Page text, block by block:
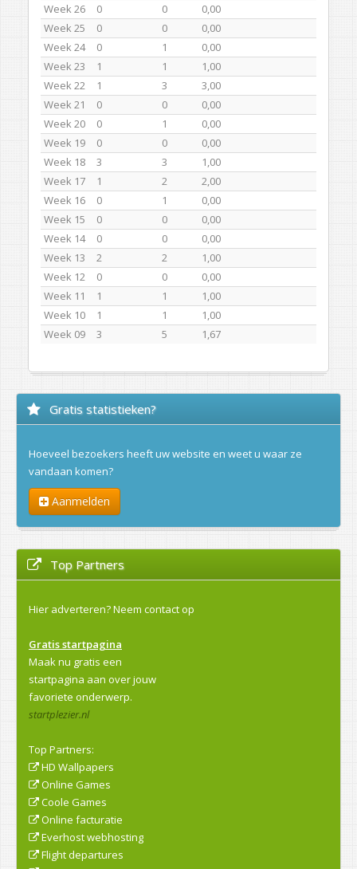
Week 26
0 0
0,00
Week 25
0 0
0,00
Week 24
0 1
0,00
Week 23
1 1
1,00
Week 22
1 3
3,00
Week 21
0 0
0,00
Week 20
0 1
0,00
Week 19
0 0
0,00
Week 18
3 3
1,00
Week 17
1 2
2,00
Week 16
0 1
0,00
Week 15
0 0
0,00
Week 14
0 0
0,00
Week 13
2 2
1,00
Week 12
0 0
0,00
Week 11
1 1
1,00
Week 10
1 1
1,00
Week 09
3 5 1,67
Gratis statistieken?
Hoeveel bezoekers heeft uw website en weet u waar ze
vandaan komen?
Aanmelden
Top Partners
Hier adverteren?Neem contact op
Gratis startpagina
Maak nu gratis een
startpagina aan over jouw
favoriete onderwerp.
startplezier.nl
Top Partners:
HD Wallpapers
Online Games
Coole Games
Online facturatie
Everhost webhosting
Flight departures